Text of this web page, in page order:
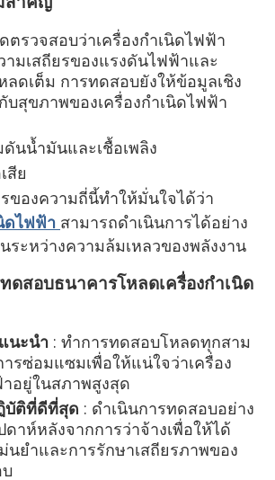
รวจสอบว่าเครื่องกำเนิดไฟฟ้า
มเสถียรของแรงดันไฟฟ้าและ
ดเต็ม การทดสอบยังให้ข้อมูลเชิง
สุขภาพของเครื่องกำเนิดไฟฟ้า
นน้ำมันและเชื้อเพลิง
สีย
ของความถี่นี้ทำให้มั่นใจได้ว่า
ดไฟฟ้า สามารถดำเนินการได้อย่าง
ระหว่างความล้มเหลวของพลังงาน
สอบธนาคารโหลดเครื่องกำเนิด
นะนำ : ทำการทดสอบโหลดทุกสาม
รซ่อมแซมเพื่อให้แน่ใจว่าเครื่อง
อยู่ในสภาพสูงสุด
บัติที่ดีที่สุด : ดำเนินการทดสอบอย่าง
าห์หลังจากการว่าจ้างเพื่อให้ได้
ยำและการรักษาเสถียรภาพของ